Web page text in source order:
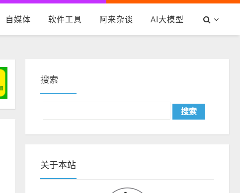
自媒体 软件工具 阿来杂谈 AI大模型
搜索
关于本站